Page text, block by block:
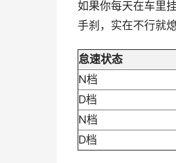
如果你每天在车里
手刹，实在不行就
怠速状态
N档
D档
N档
D档